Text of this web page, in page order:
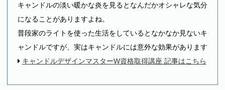
キャンドルの淡い暖かな炎を見るとなんだかオシャレな気分
になることがありますよね。
普段家のライトを使った生活をしているとなかなか見ないキ
ャンドルですが、実はキャンドルには意外な効果があります
キャンドルデザインマスターW資格取得講座 記事はこちら